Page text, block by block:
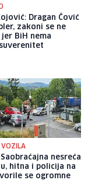
Dragan Čović
zakoni se ne
BiH nema
VOZILA
nesreća
hitna i policija na
se ogromne